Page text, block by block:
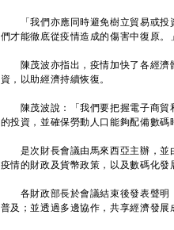
「我們亦應同時避免樹立貿易或投
們才能徹底從疫情造成的傷害中復原。」
陳茂波亦指出，疫情加快了各經濟
資，以助經濟持續恢復。
陳茂波說：「我們要把握電子商貿
的投資，並確保勞動人口能夠配備數碼
是次財長會議由馬來西亞主辦，並
疫情的財政及貨幣政策，以及數碼化發
各財政部長於會議結束後發表聲明
普及；並透過多邊協作，共享經濟發展